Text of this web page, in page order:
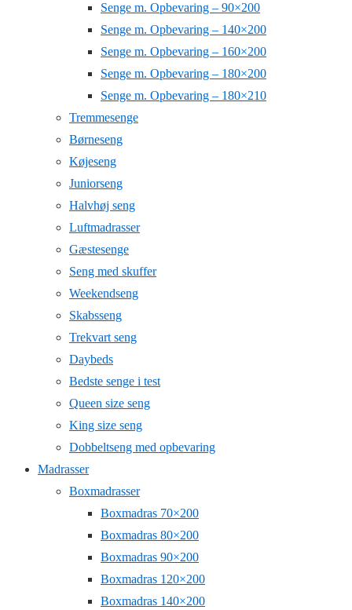
Senge m. Opbevaring – 90×200
Senge m. Opbevaring – 140×200
Senge m. Opbevaring – 160×200
Senge m. Opbevaring – 180×200
Senge m. Opbevaring – 180×210
Tremmesenge
Børneseng
Køjeseng
Juniorseng
Halvhøj seng
Luftmadrasser
Gæstesenge
Seng med skuffer
Weekendseng
Skabsseng
Trekvart seng
Daybeds
Bedste senge i test
Queen size seng
King size seng
Dobbeltseng med opbevaring
Madrasser
Boxmadrasser
Boxmadras 70×200
Boxmadras 80×200
Boxmadras 90×200
Boxmadras 120×200
Boxmadras 140×200